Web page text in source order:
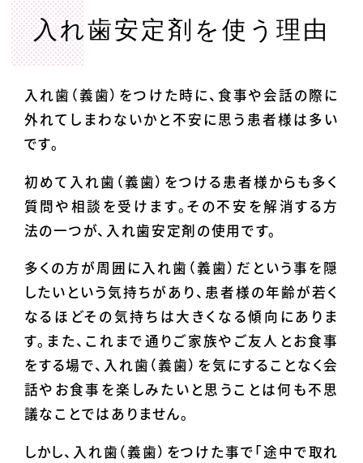
入れ歯安定剤を使う理由
入れ歯（義歯）をつけた時に、食事や会話の際に
外れてしまわないかと不安に思う患者様は多い
です。
初めて入れ歯（義歯）をつける患者様からも多く
質問や相談を受けます。その不安を解消する方
法の一つが、入れ歯安定剤の使用です。
多くの方が周囲に入れ歯（義歯）だという事を隠
したいという気持ちがあり、患者様の年齢が若く
なるほどその気持ちは大きくなる傾向にありま
す。また、これまで通りご家族やご友人とお食事
をする場で、入れ歯（義歯）を気にすることなく会
話やお食事を楽しみたいと思うことは何も不思
議なことではありません。
しかし、入れ歯（義歯）をつけた事で「途中で取れ